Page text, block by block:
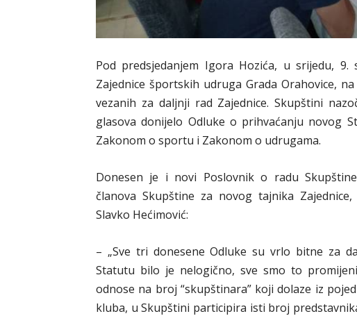
Pod predsjedanjem Igora Hozića, u srijedu, 9.
Zajednice športskih udruga Grada Orahovice,
vezanih za daljnji rad Zajednice. Skupštini
glasova donijelo Odluke o prihvaćanju novog
Zakonom o sportu i Zakonom o udrugama.
Donesen je i novi Poslovnik o radu
članova Skupštine za novog tajnika
Slavko Hećimović:
– „Sve tri donesene Odluke su vrlo bitne za
Statutu bilo je nelogično, sve smo to
odnose na broj “skupštinara” koji dolaze iz
kluba, u Skupštini participira isti broj